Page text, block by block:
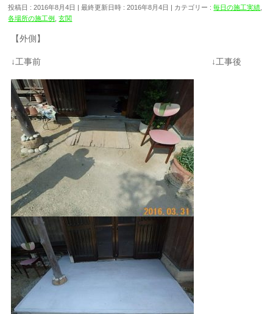
投稿日 : 2016年8月4日 最終更新日時 : 2016年8月4日 カテゴリー :毎日の施工実績
各場所の施工例 ,玄関
【外側】
↓工事前 ↓工事後